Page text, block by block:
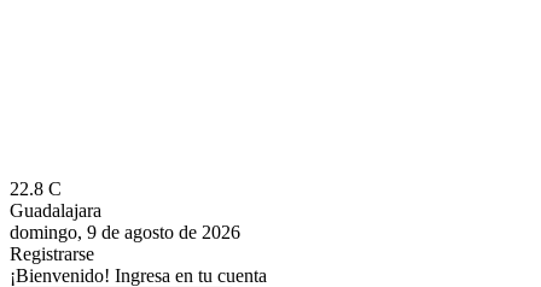
22.8 C
Guadalajara
domingo, 9 de agosto de 2026
Registrarse
¡Bienvenido! Ingresa en tu cuenta